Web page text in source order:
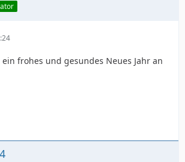
frohes und gesundes Neues Jahr an